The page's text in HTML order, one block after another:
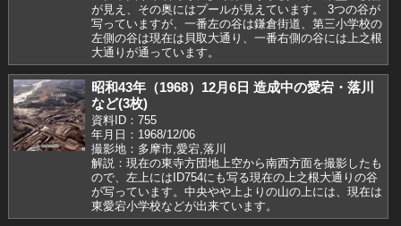
が見え、その奥にはプールが見えています。 3つの谷が
写っていますが、一番左の谷は鎌倉街道、第三小学校の
左側の谷は現在は貝取大通り、一番右側の谷には上之根
大通りが通っています。
昭和43年（1968）12月6日 造成中の愛宕・落川
など(3枚)
資料ID：755
年月日：1968/12/06
撮影地：多摩市,愛宕,落川
解説：現在の東寺方団地上空から南西方面を撮影したも
ので、左上にはID754にも写る現在の上之根大通りの谷
が写っています。中央やや上よりの山の上には、現在は
東愛宕小学校などが出来ています。